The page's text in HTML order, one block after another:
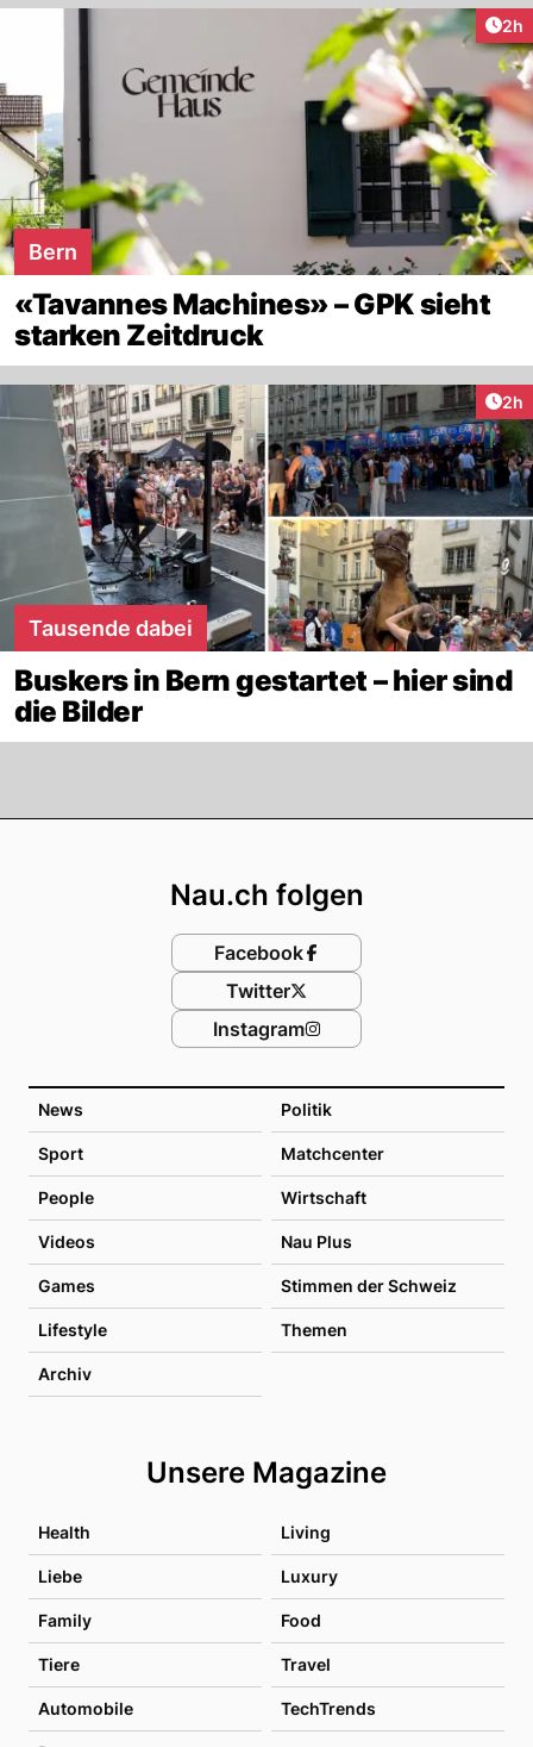
2h
Bern
«Tavannes Machines» – GPK sieht
starken Zeitdruck
2h
Tausende dabei
Buskers in Bern gestartet – hier sind
die Bilder
News Politik
Sport Matchcenter
People Wirtschaft
Videos Nau Plus
Games Stimmen der Schweiz
Lifestyle Themen
Archiv
Unsere Magazine
Health Living
Liebe Luxury
Family Food
Tiere Travel
Automobile TechTrends
Nau.ch folgen
Facebook
Twitter
Instagram